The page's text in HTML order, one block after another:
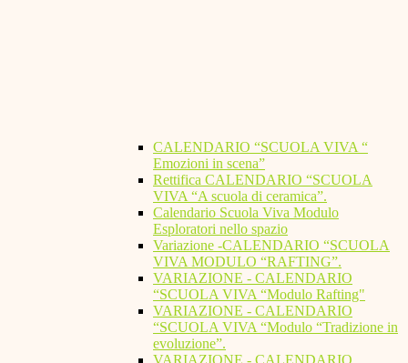
CALENDARIO “SCUOLA VIVA “
Emozioni in scena”
Rettifica CALENDARIO “SCUOLA
VIVA “A scuola di ceramica”.
Calendario Scuola Viva Modulo
Esploratori nello spazio
Variazione -CALENDARIO “SCUOLA
VIVA MODULO “RAFTING”.
VARIAZIONE - CALENDARIO
“SCUOLA VIVA “Modulo Rafting"
VARIAZIONE - CALENDARIO
“SCUOLA VIVA “Modulo “Tradizione in
evoluzione”.